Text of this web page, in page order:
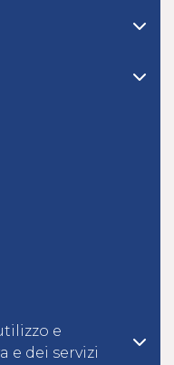
e
e dei servizi